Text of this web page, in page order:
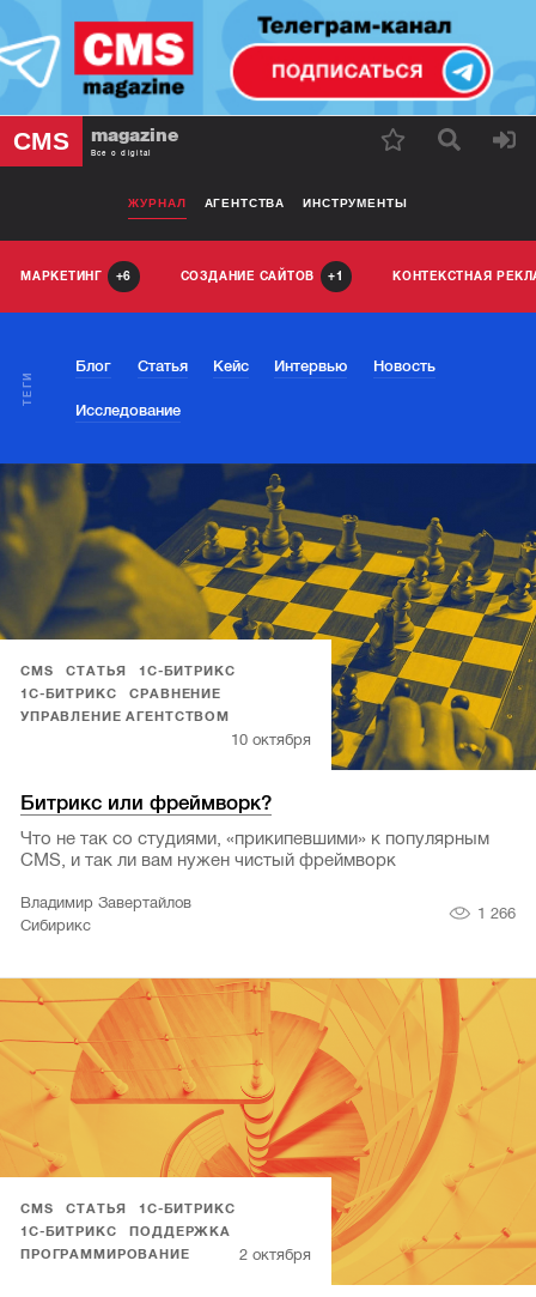
CMS magazine
Все о digital
ЖУРНАЛ АГЕНТСТВА ИНСТРУМЕНТЫ
МАРКЕТИНГ 6 СОЗДАНИЕ САЙТОВ 1 КОНТЕКСТНАЯ
ТЕГИ
Блог Статья Кейс Интервью Новость
Исследование
CMS СТАТЬЯ
1С-БИТРИКС
1С-БИТРИКС
СРАВНЕНИЕ
УПРАВЛЕНИЕ АГЕНТСТВОМ
10 октября
Битрикс или фреймворк?
Что не так со студиями, «прикипевшими» к популярным
CMS, и так ли вам нужен чистый фреймворк
Владимир Завертайлов
Сибирикс
1 266
CMS СТАТЬЯ
1С-БИТРИКС
1С-БИТРИКС
ПОДДЕРЖКА
ПРОГРАММИРОВАНИЕ
2 октября